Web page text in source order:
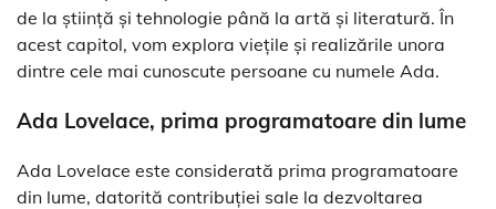
de la știință și tehnologie până la artă și literatură. În
acest capitol, vom explora viețile și realizările unora
dintre cele mai cunoscute persoane cu numele Ada.
Ada Lovelace, prima programatoare din lume
Ada Lovelace este considerată prima programatoare
din lume, datorită contribuției sale la dezvoltarea